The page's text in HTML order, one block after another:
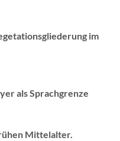
im
als Sprachgrenze
Mittelalter.